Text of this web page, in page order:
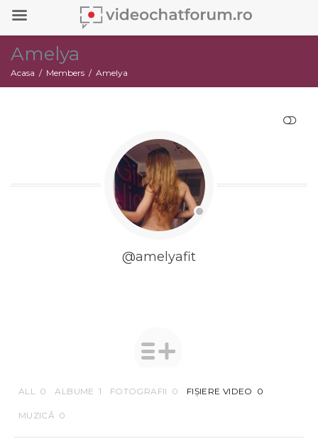
Amelya
Acasa Members Amelya
@amelyafit
ALL 0 ALBUME 1 FOTOGRAFII 0 FIȘIERE VIDEO 0
MUZICĂ 0